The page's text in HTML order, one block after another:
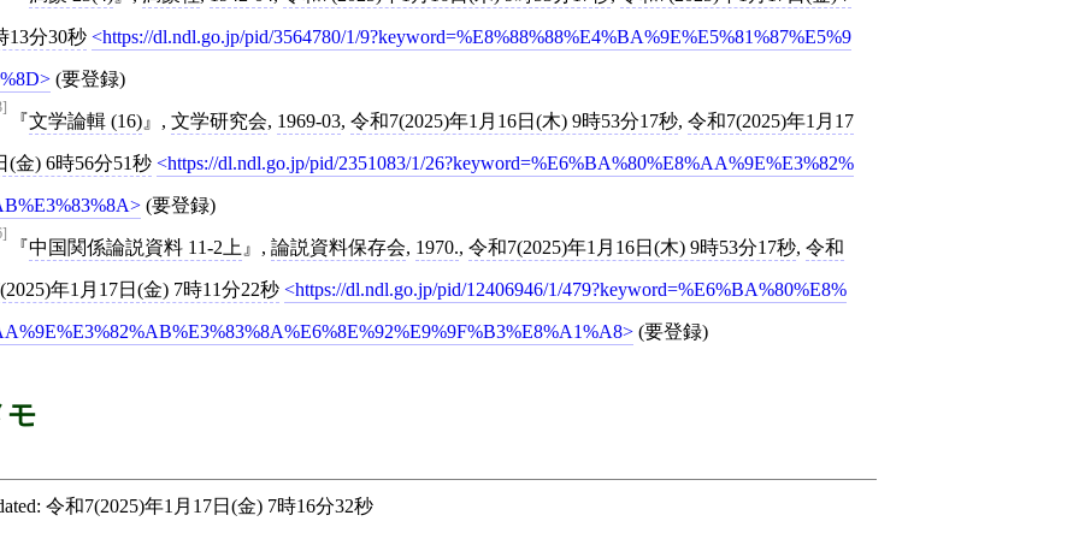
13分30秒 https://dl.ndl.go.jp/pid/3564780/1/9?keyword=%E8%88%88%E4%BA%9E%E5%81%87%E5%9
(要登録)
文学論輯 (16) , 文学研究会, 1969-03, 令和7(2025)年1月16日(木) 9時53分17秒, 令和7(2025)年1月17
(金) 6時56分51秒 https://dl.ndl.go.jp/pid/2351083/1/26?keyword=%E6%BA%80%E8%AA%9E%E3%82%
(要登録)
中国関係論説資料 11-2上 , 論説資料保存会, 1970., 令和7(2025)年1月16日(木) 9時53分17秒, 令和
年1月17日(金) 7時11分22秒 https://dl.ndl.go.jp/pid/12406946/1/479?keyword=%E6%BA%80%E8%
(要登録)
モ
令和7(2025)年1月17日(金) 7時16分32秒